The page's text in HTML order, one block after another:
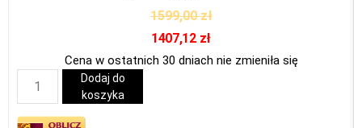
1599,00zł
1407,12 zł
Cena w ostatnich 30 dniach nie zmieniła się
Dodaj do
koszyka